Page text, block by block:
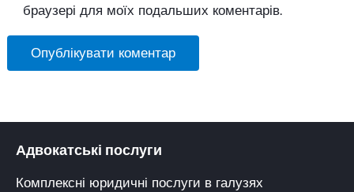
браузері для моїх подальших коментарів.
Адвокатські послуги
Комплексні юридичні послуги в галузях